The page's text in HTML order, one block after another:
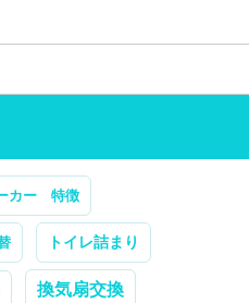
カー 特徴
トイレ詰まり
換気扇交換